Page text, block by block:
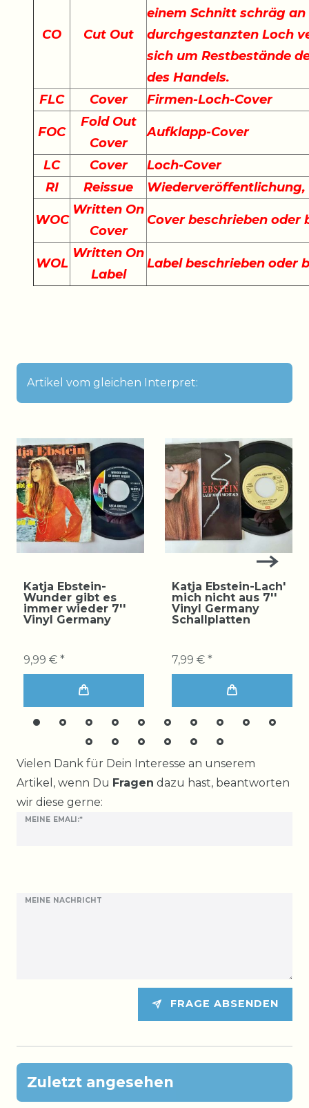
CO Cut Out
einem Schnitt schräg
durchgestanzten Loch
sich um Restbestände
des Handels.
FLC
Cover Firmen-Loch-Cover
FOC
Fold Out
Cover
Aufklapp-Cover
LC Cover
Loch-Cover
RI
Reissue
WOC
Written On
Cover
Cover beschrieben
WOL
Written On
Label
Label beschrieben oder
Artikel vom gleichen Interpret:
Katja Ebstein-
Wunder gibt es
immer wieder 7''
Vinyl Germany
9,99 € *
Katja Ebstein-Lach'
mich nicht aus 7''
Vinyl Germany
Schallplatten
7,99 € *
Vielen Dank für Dein Interesse an unserem
Artikel, wenn Du Fragen dazu hast, beantworten
wir diese gerne:
MEINE EMALI:*
MEINE NACHRICHT
Ceres::Template.mailFormHoneypotLabel
FRAGE ABSENDEN
Zuletzt angesehen